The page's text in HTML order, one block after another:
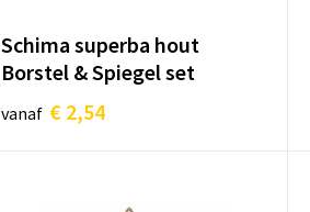
Schima superba hout
Borstel & Spiegel set
vanaf € 2,54